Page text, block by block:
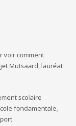
voir comment
Mutsaard, lauréat
scolaire
fondamentale,